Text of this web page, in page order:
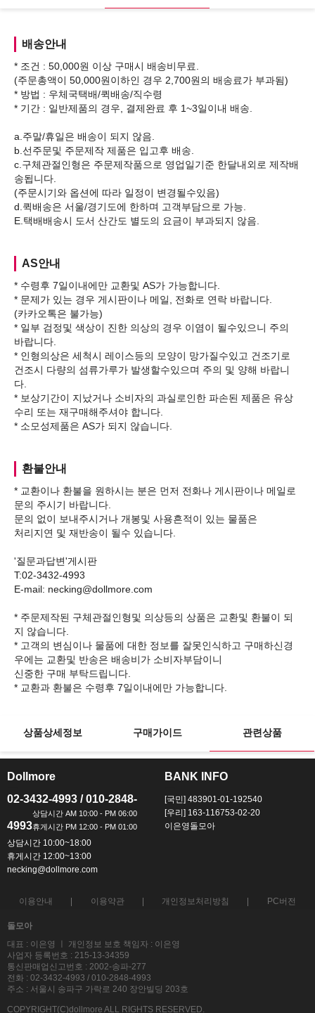
배송안내
* 조건 : 50,000원 이상 구매시 배송비무료.
(주문총액이 50,000원이하인 경우 2,700원의 배송료가 부과됨)
* 방법 : 우체국택배/퀵배송/직수령
* 기간 : 일반제품의 경우, 결제완료 후 1~3일이내 배송.
a.주말/휴일은 배송이 되지 않음.
b.선주문및 주문제작 제품은 입고후 배송.
c.구체관절인형은 주문제작품으로 영업일기준 한달내외로 제작배
송됩니다.
(주문시기와 옵션에 따라 일정이 변경될수있음)
d.퀵배송은 서울/경기도에 한하며 고객부담으로 가능.
AS안내
* 수령후 7일이내에만 교환및 AS가 가능합니다.
* 문제가 있는 경우 게시판이나 메일, 전화로 연락 바랍니다.
(카카오톡은 불가능)
* 일부 검정및 색상이 진한 의상의 경우 이염이 될수있으니 주의
바랍니다.
* 인형의상은 세척시 레이스등의 모양이 망가질수있고 건조기로
건조시 다량의 섬류가루가 발생할수있으며 주의 및 양해 바랍니
다.
* 보상기간이 지났거나 소비자의 과실로인한 파손된 제품은 유상
수리 또는 재구매해주셔야 합니다.
환불안내
* 교환이나 환불을 원하시는 분은 먼저 전화나 게시판이나 메일로
문의 주시기 바랍니다.
문의 없이 보내주시거나 개봉및 사용흔적이 있는 물품은
처리지연 및 재반송이 될수 있습니다.
'질문과답변'게시판
T:02-3432-4993
E-mail: necking@dollmore.com
* 주문제작된 구체관절인형및 의상등의 상품은 교환및 환불이 되
지 않습니다.
* 고객의 변심이나 물품에 대한 정보를 잘못인식하고 구매하신경
우에는 교환및 반송은 배송비가 소비자부담이니
신중한 구매 부탁드립니다.
상품상세정보 구매가이드 관련상품
Dollmore
02-3432-4993 / 010-2848-
4993
상담시간 10:00~18:00
휴게시간 12:00~13:00
necking@dollmore.com
BANK INFO
[국민] 483901-01-192540
[우리] 163-116753-02-20
이은영돌모아
이용안내 이용약관 개인정보처리방침 PC버전
돌모아
대표 : 이은영 ㅣ 개인정보 보호 책임자 : 이은영
사업자 등록번호 : 215-13-34359
통신판매업신고번호 : 2002-송파-277
전화 : 02-3432-4993 / 010-2848-4993
주소 : 서울시 송파구 가락로 240 장안빌딩 203호
COPYRIGHT(C)dollmore ALL RIGHTS RESERVED.